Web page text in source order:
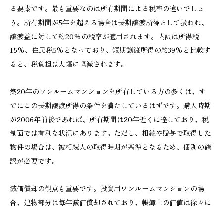
る要素です。最も重要なのは所有期間による税率の違いでしょ
う。所有期間が5年を超える場合は長期譲渡所得として扱われ、
譲渡益に対して約20%の税率が適用されます。内訳は所得税
15%、住民税5%となっており、短期譲渡所得の約39%と比較す
ると、税負担は大幅に軽減されます。
築20年のワンルームマンションを所有している方の多くは、す
でにこの長期譲渡所得の条件を満たしているはずです。購入時期
が2006年前後であれば、所有期間は20年近くに達しており、税
制面では有利な状況にあります。ただし、相続や贈与で取得した
物件の場合は、被相続人の取得時期が基準となるため、個別の確
認が必要です。
減価償却の観点も重要です。投資用ワンルームマンションの場
合、建物部分は毎年減価償却されており、帳簿上の価値は徐々に